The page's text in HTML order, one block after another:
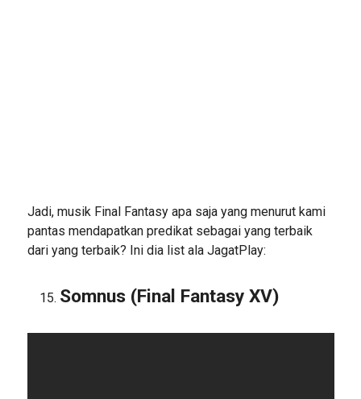
Jadi, musik Final Fantasy apa saja yang menurut kami
pantas mendapatkan predikat sebagai yang terbaik
dari yang terbaik? Ini dia list ala JagatPlay:
Somnus (Final Fantasy XV)